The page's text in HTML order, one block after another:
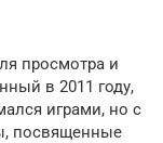
просмотра и
в 2011 году,
играми, но с
посвященные